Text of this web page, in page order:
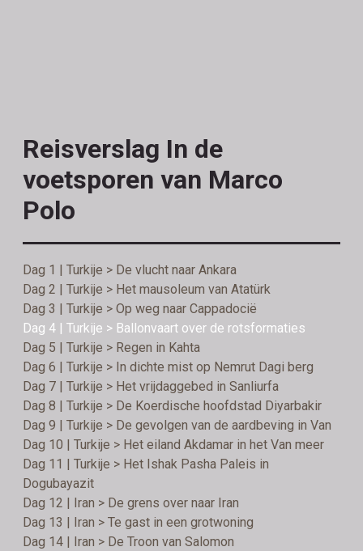
Reisverslag In de
voetsporen van Marco
Polo
Dag 1 | Turkije > De vlucht naar Ankara
Dag 2 | Turkije > Het mausoleum van Atatürk
Dag 3 | Turkije > Op weg naar Cappadocië
Dag 4 | Turkije > Ballonvaart over de rotsformaties
Dag 5 | Turkije > Regen in Kahta
Dag 6 | Turkije > In dichte mist op Nemrut Dagi berg
Dag 7 | Turkije > Het vrijdaggebed in Sanliurfa
Dag 8 | Turkije > De Koerdische hoofdstad Diyarbakir
Dag 9 | Turkije > De gevolgen van de aardbeving in Van
Dag 10 | Turkije > Het eiland Akdamar in het Van meer
Dag 11 | Turkije > Het Ishak Pasha Paleis in
Dogubayazit
Dag 12 | Iran > De grens over naar Iran
Dag 13 | Iran > Te gast in een grotwoning
Dag 14 | Iran > De Troon van Salomon